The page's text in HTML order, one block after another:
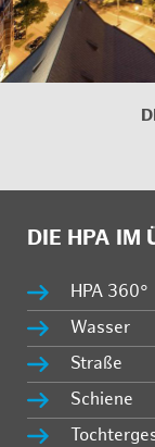
DIE HPA IM
HPA 360°
Wasser
Straße
Schiene